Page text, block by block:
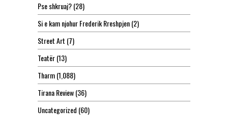
Pse shkruaj?(28)
Si e kam njohur Frederik Rreshpjen(2)
Street Art (7)
Teatër(13)
Tharm(1,088)
Tirana Review(36)
Uncategorized (60)